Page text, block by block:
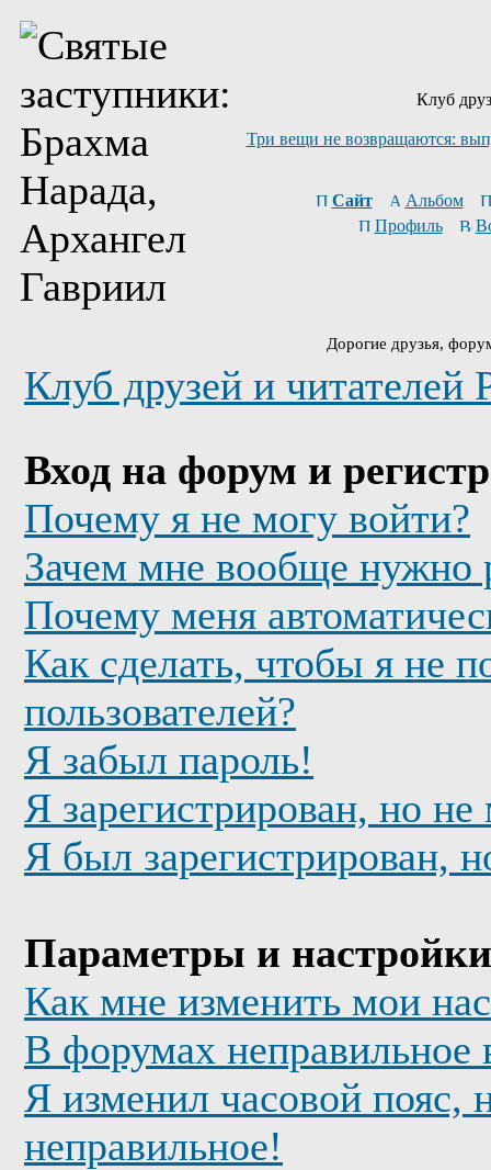
Клуб
Три вещи не возвращаются:
Сайт
Альбом
Профиль
Дорогие друзья,
Клуб друзей и
Вход на форум и
Почему я не могу войти?
Зачем мне вообще нужно
Почему меня
Как сделать, чтобы я не
пользователей?
Я забыл пароль!
Я зарегистрирован, но
Я был зарегистрирован,
Параметры и настройки
Как мне изменить мои
В форумах неправильное
Я изменил часовой пояс,
неправильное!